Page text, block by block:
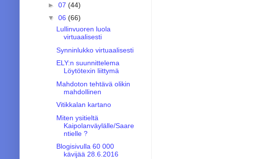
► 07 (44)
▼ 06 (66)
Lullinvuoren luola
virtuaalisesti
Synninlukko virtuaalisesti
ELY:n suunnittelema
Löytötexin liittymä
Mahdoton tehtävä olikin
mahdollinen
Vitikkalan kartano
Miten ysitieltä
Kaipolanväylälle/Saare
ntielle ?
Blogisivulla 60 000
kävijää 28.6.2016